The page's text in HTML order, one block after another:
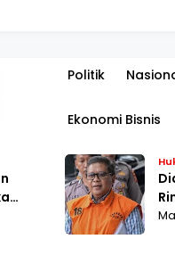
PEMBANGUNAN
Politik
Ekonomi Bisnis